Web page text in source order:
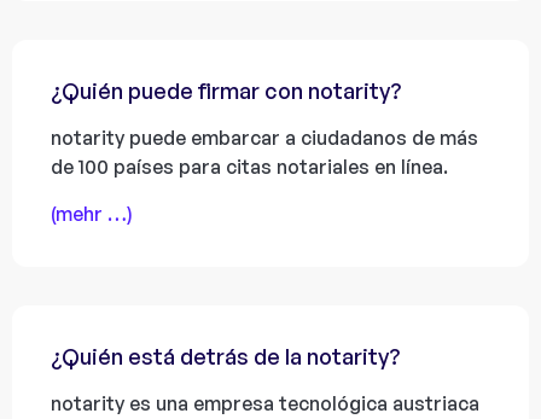
¿Quién puede firmar con notarity?
notarity puede embarcar a ciudadanos de más
de 100 países para citas notariales en línea.
(mehr …)
¿Quién está detrás de la notarity?
notarity es una empresa tecnológica austriaca